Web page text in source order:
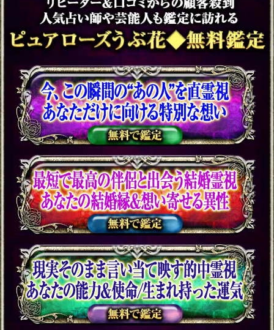
音】急展開/2人の恋決着
会員価格1,320円(税込)
通常価格1,650円(税込)
あの人、上手に隠してる
【あなたに見せない本
音】本当の望み/恋行方
会員価格1,320円(税込)
通常価格1,650円(税込)
あら、年の差気にして
る？【年下彼への片想
い】2人の現実/転機/最後
会員価格1,320円(税込)
通常価格1,650円(税込)
▲カテゴリーTOPへ